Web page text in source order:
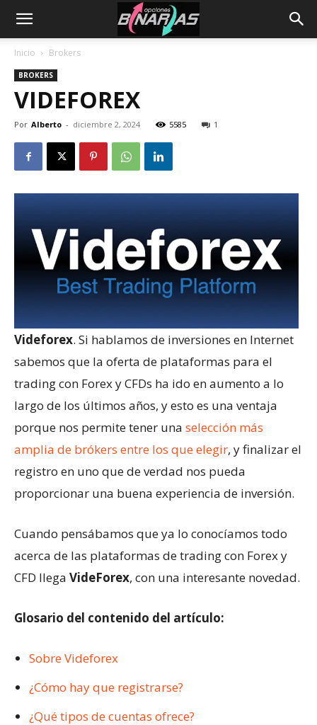
Inicio Brokers
BROKERS
VIDEFOREX
Por Alberto - diciembre 2, 2024 5585 1
Videforex. Si hablamos de inversiones en Internet
sabemos que la oferta de plataformas para el
trading con Forex y CFDs ha ido en aumento a lo
largo de los últimos años, y esto es una ventaja
porque nos permite tener una selección más
amplia de brókers entre los que elegir, y finalizar el
registro en uno que de verdad nos pueda
proporcionar una buena experiencia de inversión.
Cuando pensábamos que ya lo conocíamos todo
acerca de las plataformas de trading con Forex y
CFD llega VideForex, con una interesante novedad.
Glosario del contenido del artículo:
Sobre Videforex
¿Cómo hay que registrarse?
¿Qué tipos de cuentas ofrece?